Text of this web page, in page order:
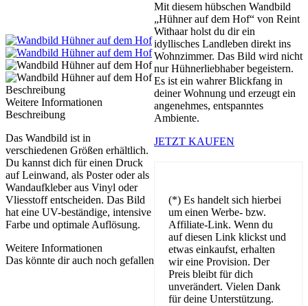
Mit diesem hübschen Wandbild
„Hühner auf dem Hof“ von Reint
Withaar holst du dir ein
idyllisches Landleben direkt ins
Wohnzimmer. Das Bild wird nicht
nur Hühnerliebhaber begeistern.
Es ist ein wahrer Blickfang in
deiner Wohnung und erzeugt ein
angenehmes, entspanntes
Ambiente.
JETZT KAUFEN
(*) Es handelt sich hierbei
um einen Werbe- bzw.
Affiliate-Link. Wenn du
auf diesen Link klickst und
etwas einkaufst, erhalten
wir eine Provision. Der
Preis bleibt für dich
unverändert. Vielen Dank
für deine Unterstützung.
Beschreibung
Weitere Informationen
Beschreibung
Das Wandbild ist in
verschiedenen Größen erhältlich.
Du kannst dich für einen Druck
auf Leinwand, als Poster oder als
Wandaufkleber aus Vinyl oder
Vliesstoff entscheiden. Das Bild
hat eine UV-beständige, intensive
Farbe und optimale Auflösung.
Weitere Informationen
Das könnte dir auch noch gefallen